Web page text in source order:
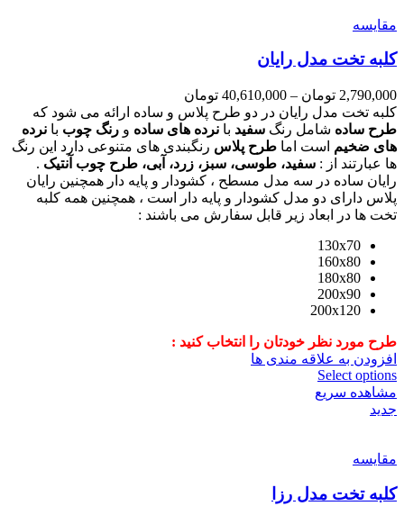
مقایسه
کلبه تخت مدل رایان
2,790,000 تومان –
40,610,000 تومان
کلبه تخت مدل رایان در دو طرح پلاس و ساده ارائه می شود که
طرح ساده شامل رنگ سفید با نرده های ساده و رنگ چوب با نرده
های ضخیم است اما طرح پلاس رنگبندی های متنوعی دارد این رنگ
ها عبارتند از : سفید، طوسی، سبز، زرد، آبی، طرح چوب آنتیک .
رایان ساده در سه مدل مسطح ، کشودار و پایه دار همچنین رایان
پلاس دارای دو مدل کشودار و پایه دار است ، همچنین همه کلبه
تخت ها در ابعاد زیر قابل سفارش می باشند :
130x70
160x80
180x80
200x90
200x120
طرح مورد نظر خودتان را انتخاب کنید :
افزودن به علاقه مندی ها
Select options
مشاهده سریع
جدید
مقایسه
کلبه تخت مدل رزا